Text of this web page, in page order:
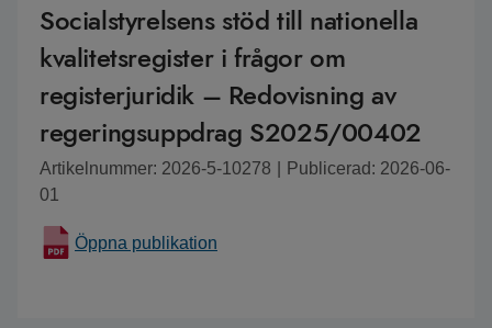
Socialstyrelsens stöd till nationella
kvalitetsregister i frågor om
registerjuridik – Redovisning av
regeringsuppdrag S2025/00402
Artikelnummer: 2026-5-10278
Publicerad: 2026-06-
01
Öppna publikation